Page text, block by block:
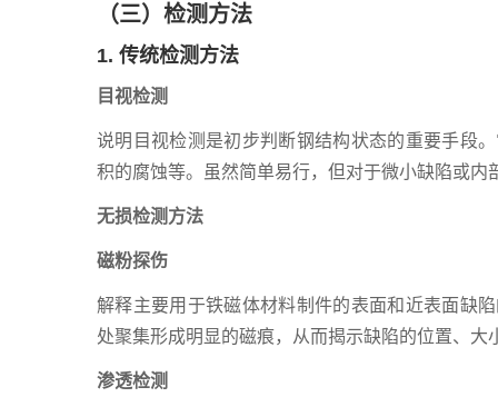
（三）检测方法
1. 传统检测方法
目视检测
说明目视检测是初步判断钢结构状态的重要手段
积的腐蚀等。虽然简单易行，但对于微小缺陷或内
无损检测方法
磁粉探伤
解释主要用于铁磁体材料制件的表面和近表面缺
处聚集形成明显的磁痕，从而揭示缺陷的位置、大
渗透检测